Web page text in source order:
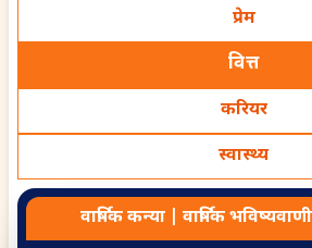
to apply for a loan
प्रेम
वित्त
करियर
स्वास्थ्य
वार्षिक कन्या| वार्षिकभविष्यवाणी